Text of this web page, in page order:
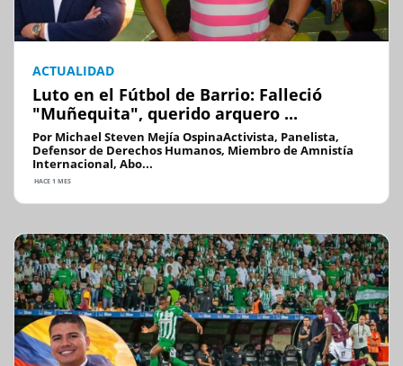
ACTUALIDAD
Luto en el Fútbol de Barrio: Falleció
"Muñequita", querido arquero ...
Por Michael Steven Mejía OspinaActivista, Panelista,
Defensor de Derechos Humanos, Miembro de Amnistía
Internacional, Abo...
HACE 1 MES